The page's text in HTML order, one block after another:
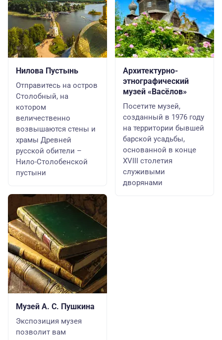
Нилова Пустынь
Отправитесь на остров
Столобный, на
котором
величественно
возвышаются стены и
храмы Древней
русской обители –
Нило-Столобенской
пустыни
Музей А. С. Пушкина
Экспозиция музея
позволит вам
Архитектурно-
этнографический
музей «Васёлов»
Посетите музей,
созданный в 1976 году
на территории бывшей
барской усадьбы,
основанной в конце
XVIII столетия
служивыми
дворянами